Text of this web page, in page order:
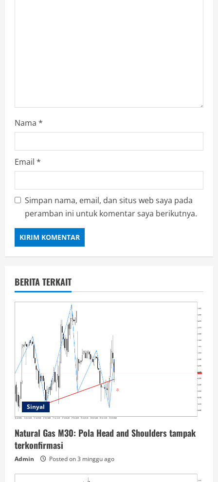
Nama *
Email *
Simpan nama, email, dan situs web saya pada
peramban ini untuk komentar saya berikutnya.
BERITA TERKAIT
Sinyal
Natural Gas M30: Pola Head and Shoulders tampak
terkonfirmasi
Admin Posted on 3 minggu ago